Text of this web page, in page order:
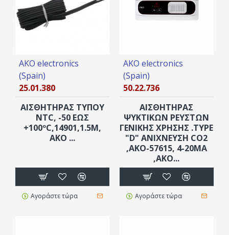
AKO electronics
(Spain)
25.01.380
ΑΙΣΘΗΤΉΡΑΣ ΤΎΠΟΥ
NTC, -50 ΈΩΣ
+100ºC,14901,1.5M,
AKO ...
Αγοράστε τώρα
AKO electronics
(Spain)
50.22.736
ΑΙΣΘΗΤΗΡΑΣ
ΨΥΚΤΙΚΩΝ ΡΕΥΣΤΩΝ
ΓΕΝΙΚΗΣ ΧΡΗΣΗΣ .TYPE
"D" ΑΝΙΧΝΕΥΣΗ CO2
,AKO-57615, 4-20MΑ
,AKO...
Αγοράστε τώρα